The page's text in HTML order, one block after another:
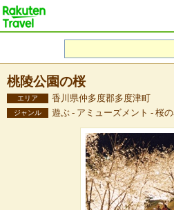
桃陵公園の桜
エリア 香川県仲多度郡多度津町
ジャンル 遊ぶ - アミューズメント - 桜